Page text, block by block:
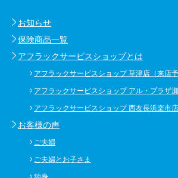
お知らせ
保険商品一覧
アフラックサービスショップとは
アフラックサービスショップ 草津店（来店予
アフラックサービスショップ アル・プラザ
アフラックサービスショップ 西友長浜楽市店
お客様の声
ご夫婦
ご夫婦とお子さま